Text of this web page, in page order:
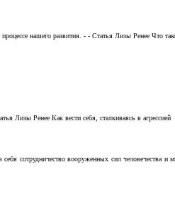
нашего развития. - - Статья Лизы Ренее Что
Лизы Ренее Как вести себя, сталкиваясь в агрессией
сотрудничество вооруженных сил человечества